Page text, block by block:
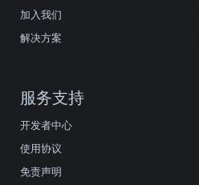
加入我们
解决方案
服务支持
开发者中心
使用协议
免责声明